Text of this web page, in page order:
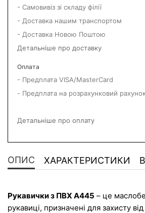
- Самовивіз зі складу філії
- Доставка нашим транспортом
- Доставка Новою Поштою
Детальніше про доставку
Оплата
- Предплата VISA/MasterCard
- Предплата на розрахунковий
Детальніше про оплату
ОПИС ХАРАКТЕРИСТИКИ
Рукавички з ПВХ A445 – це
рукавиці, призначені для захисту